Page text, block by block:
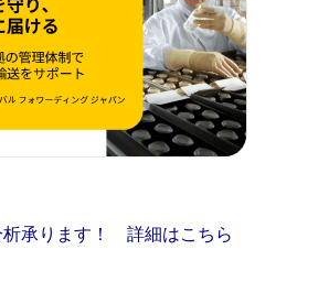
析承ります！ 詳細はこちら